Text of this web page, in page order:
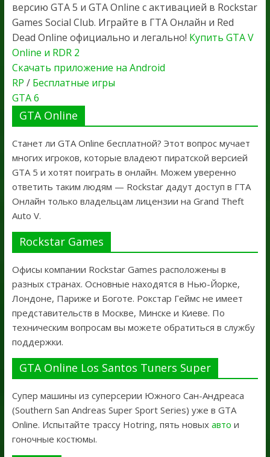
версию GTA 5 и GTA Online с активацией в Rockstar
Games Social Club. Играйте в ГТА Онлайн и Red
Dead Online официально и легально! Купить GTA V
Online и RDR 2
Скачать приложение на Android
RP / Бесплатные игры
GTA 6
GTA Online
Станет ли GTA Online бесплатной? Этот вопрос мучает
многих игроков, которые владеют пиратской версией
GTA 5 и хотят поиграть в онлайн. Можем уверенно
ответить таким людям — Rockstar дадут доступ в ГТА
Онлайн только владельцам лицензии на Grand Theft
Auto V.
Rockstar Games
Офисы компании Rockstar Games расположены в
разных странах. Основные находятся в Нью-Йорке,
Лондоне, Париже и Боготе. Рокстар Геймс не имеет
представительств в Москве, Минске и Киеве. По
техническим вопросам вы можете обратиться в службу
поддержки.
GTA Online Los Santos Tuners Super
Супер машины из суперсерии Южного Сан-Андреаса
(Southern San Andreas Super Sport Series) уже в GTA
Online. Испытайте трассу Hotring, пять новых авто и
гоночные костюмы.